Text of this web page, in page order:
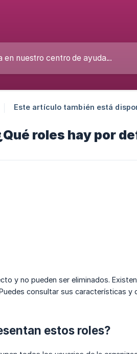
Este artículo también está
roles hay por
y no pueden ser eliminados.
consultar sus características y
estos roles?